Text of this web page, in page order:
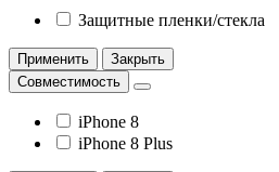
Защитные пленки/стекла
Применить
Закрыть
Совместимость
iPhone 8
iPhone 8 Plus